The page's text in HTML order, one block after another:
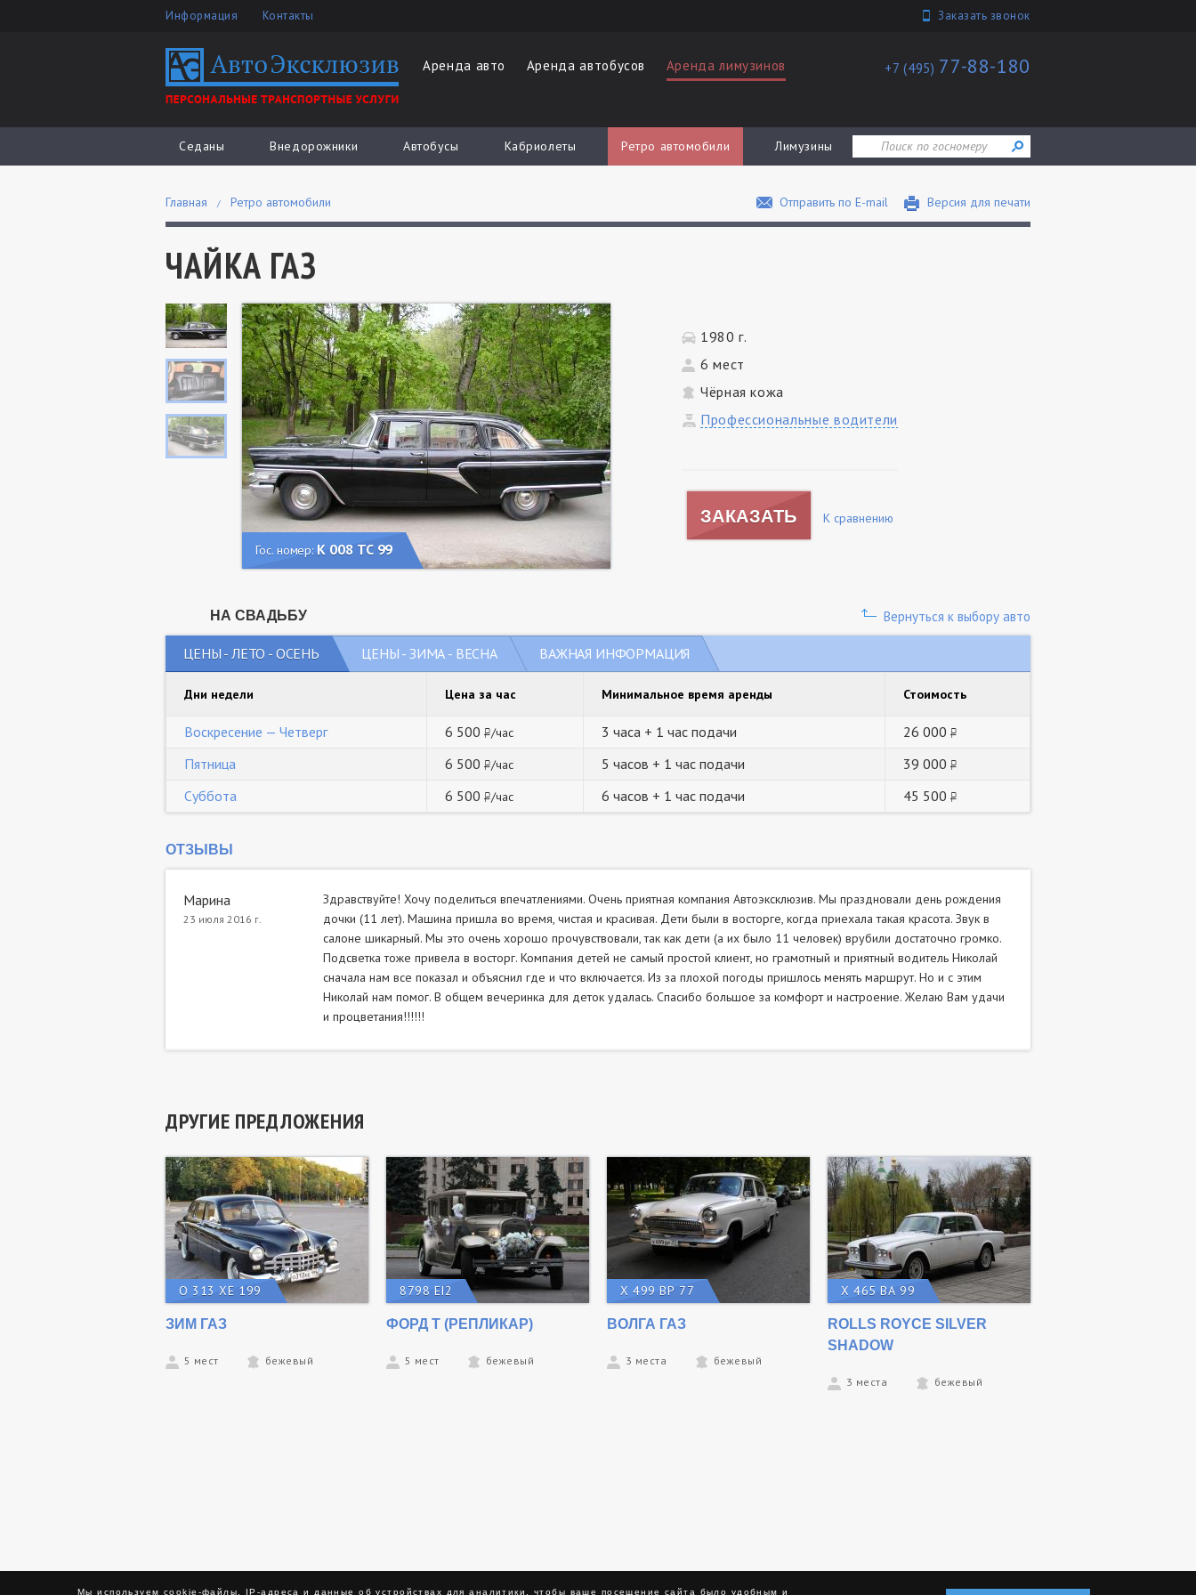
Информация Контакты Заказать звонок
+7 (495) 77-88-180
Аренда авто Аренда автобусов Аренда лимузинов
Седаны Внедорожники Автобусы Кабриолеты Ретро автомобили Лимузины
Главная Ретро автомобили Отправить по E-mail Версия для печати
ЧАЙКА ГАЗ
Гос. номер: К 008 ТС 99
1980 г.
6 мест
Чёрная кожа
Профессиональные водители
ЗАКАЗАТЬ К сравнению
Вернуться к выбору авто
НА СВАДЬБУ
ЦЕНЫ - ЛЕТО - ОСЕНЬ ЦЕНЫ - ЗИМА - ВЕСНА ВАЖНАЯ ИНФОРМАЦИЯ
Дни недели Цена за час Минимальное время аренды Стоимость
Воскресение — Четверг 6 500 руб.
/час 3 часа + 1 час подачи 26 000 руб.
Пятница 6 500 руб.
/час 5 часов + 1 час подачи 39 000 руб.
Суббота 6 500 руб.
/час 6 часов + 1 час подачи 45 500 руб.
ОТЗЫВЫ
Марина
23 июля 2016 г.
Здравствуйте! Хочу поделиться впечатлениями. Очень приятная компания Автоэксклюзив. Мы праздновали день рождения
дочки (11 лет). Машина пришла во время, чистая и красивая. Дети были в восторге, когда приехала такая красота. Звук в
салоне шикарный. Мы это очень хорошо прочувствовали, так как дети (а их было 11 человек) врубили достаточно громко.
Подсветка тоже привела в восторг. Компания детей не самый простой клиент, но грамотный и приятный водитель Николай
сначала нам все показал и объяснил где и что включается. Из за плохой погоды пришлось менять маршрут. Но и с этим
Николай нам помог. В общем вечеринка для деток удалась. Спасибо большое за комфорт и настроение. Желаю Вам удачи
и процветания!!!!!!
ДРУГИЕ ПРЕДЛОЖЕНИЯ
О 313 ХЕ 199
ЗИМ ГАЗ
5 мест бежевый
8798 ЕI2
ФОРД Т (РЕПЛИКАР)
5 мест бежевый
Х 499 ВР 77
ВОЛГА ГАЗ
3 места бежевый
Х 465 ВА 99
ROLLS ROYCE SILVER
SHADOW
3 места бежевый
Мы используем cookie-файлы, IP-адреса и данные об устройствах для аналитики, чтобы ваше посещение сайта было удобным и